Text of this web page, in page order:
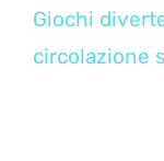
Giochi
circolazione